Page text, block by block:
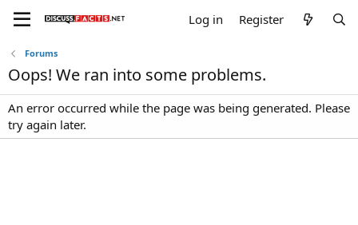
Log in Register
Forums
Oops! We ran into some problems.
An error occurred while the page was being generated. Please
try again later.